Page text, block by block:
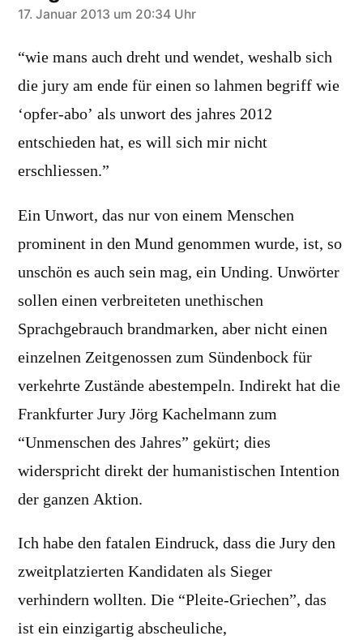
sagt:
17. Januar 2013 um 20:34 Uhr
“wie mans auch dreht und wendet, weshalb sich
die jury am ende für einen so lahmen begriff wie
‘opfer-abo’ als unwort des jahres 2012
entschieden hat, es will sich mir nicht
erschliessen.”
Ein Unwort, das nur von einem Menschen
prominent in den Mund genommen wurde, ist, so
unschön es auch sein mag, ein Unding. Unwörter
sollen einen verbreiteten unethischen
Sprachgebrauch brandmarken, aber nicht einen
einzelnen Zeitgenossen zum Sündenbock für
verkehrte Zustände abestempeln. Indirekt hat die
Frankfurter Jury Jörg Kachelmann zum
“Unmenschen des Jahres” gekürt; dies
widerspricht direkt der humanistischen Intention
der ganzen Aktion.
Ich habe den fatalen Eindruck, dass die Jury den
zweitplatzierten Kandidaten als Sieger
verhindern wollten. Die “Pleite-Griechen”, das
ist ein einzigartig abscheuliche,